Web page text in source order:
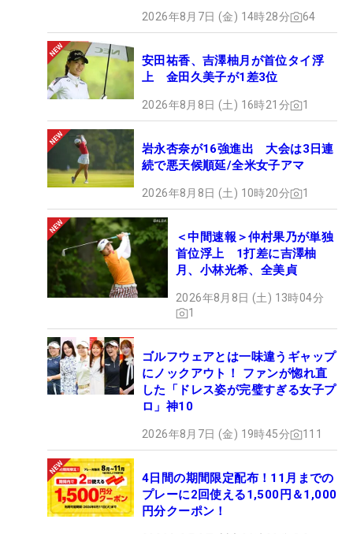
2026年8月7日 (金) 14時28分 64
安田祐香、吉澤柚月が首位タイ浮
上 金田久美子が1差3位
2026年8月8日 (土) 16時21分 1
岩永杏奈が16強進出 大会は3日連
続で悪天候順延/全米女子アマ
2026年8月8日 (土) 10時20分 1
＜中間速報＞仲村果乃が単独
首位浮上 1打差に吉澤柚
月、小林光希、全美貞
2026年8月8日 (土) 13時04分
1
ゴルフウェアとは一味違うギャップ
にノックアウト！ ファンが惚れ直
した「ドレス姿が完璧すぎる女子プ
ロ」神10
2026年8月7日 (金) 19時45分 111
4日間の期間限定配布！11月までの
プレーに2回使える1,500円＆1,000
円分クーポン！